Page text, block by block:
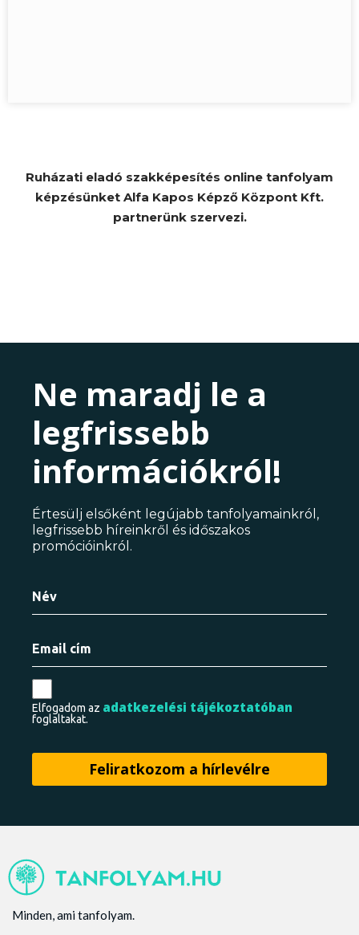
Ruházati eladó szakképesítés online tanfolyam
képzésünket Alfa Kapos Képző Központ Kft.
partnerünk szervezi.
Ne maradj le a
legfrissebb
információkról!
Értesülj elsőként legújabb tanfolyamainkról,
legfrissebb híreinkről és időszakos
promócióinkról.
Elfogadom az adatkezelési tájékoztatóban
foglaltakat.
Minden, ami tanfolyam.